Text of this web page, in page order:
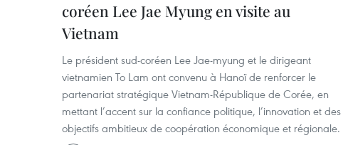
coréen Lee Jae Myung en visite au
Vietnam
Le président sud-coréen Lee Jae-myung et le dirigeant
vietnamien To Lam ont convenu à Hanoï de renforcer le
partenariat stratégique Vietnam-République de Corée, en
mettant l’accent sur la confiance politique, l’innovation et des
objectifs ambitieux de coopération économique et régionale.